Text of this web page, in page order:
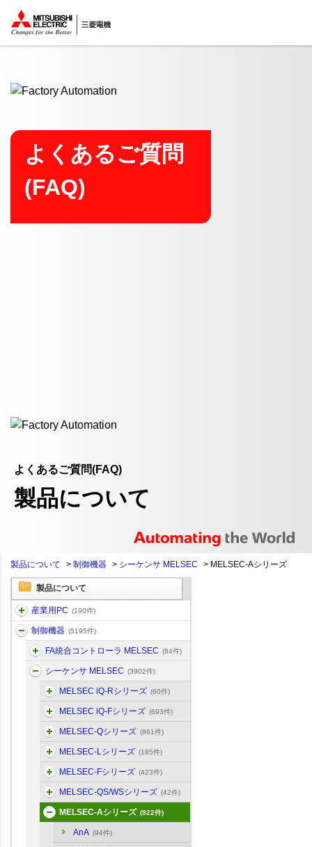
ここから本文
よくあるご質問
(FAQ)
よくあるご質問(FAQ)
製品について
製品について > 制御機器 > シーケンサ MELSEC > MELSEC-Aシリーズ
製品について
産業用PC (190件)
制御機器 (5195件)
FA統合コントローラ MELSEC (84件)
シーケンサ MELSEC (3902件)
MELSEC iQ-Rシリーズ (60件)
MELSEC iQ-Fシリーズ (693件)
MELSEC-Qシリーズ (861件)
MELSEC-Lシリーズ (185件)
MELSEC-Fシリーズ (423件)
MELSEC-QS/WSシリーズ (42件)
MELSEC-Aシリーズ (922件)
AnA (94件)